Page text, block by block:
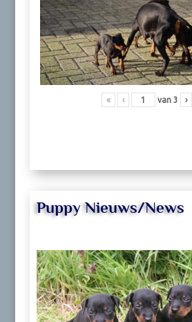
« ‹ van 3 ›
Puppy Nieuws/News